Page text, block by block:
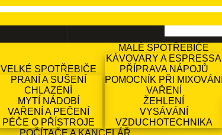
VELKÉ SPOTŘEBIČE
PRANÍ A SUŠENÍ
CHLAZENÍ
MYTÍ NÁDOBÍ
VAŘENÍ A PEČENÍ
PÉČE O PŘÍSTROJE
MALÉ SPOTŘEBIČE
KÁVOVARY A ESPRESSA
PŘÍPRAVA NÁPOJŮ
POMOCNÍK PŘI MIXOVÁNÍ
VAŘENÍ
ŽEHLENÍ
VYSÁVÁNÍ
VZDUCHOTECHNIKA